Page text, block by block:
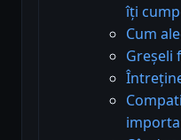
îți
Cum
Greșeli